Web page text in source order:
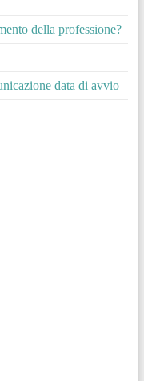
della professione?
data di avvio